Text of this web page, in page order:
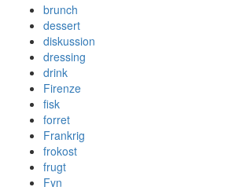
brunch
dessert
diskussion
dressing
drink
Firenze
fisk
forret
Frankrig
frokost
frugt
Fyn